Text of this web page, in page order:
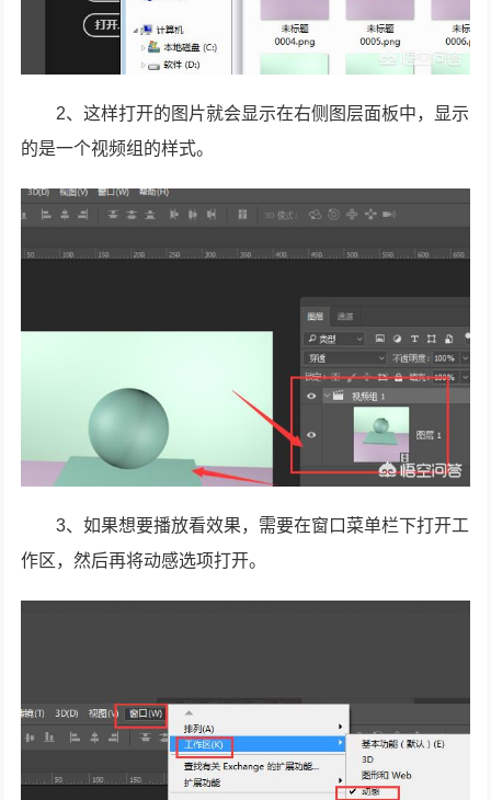
2、这样打开的图片就会显示在右侧图层面板中，显示
的是一个视频组的样式。
3、如果想要播放看效果，需要在窗口菜单栏下打开工
作区，然后再将动感选项打开。